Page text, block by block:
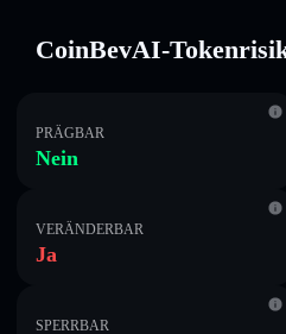
CoinBevAI-
PRÄGBAR
Nein
VERÄNDERBAR
Ja
SPERRBAR